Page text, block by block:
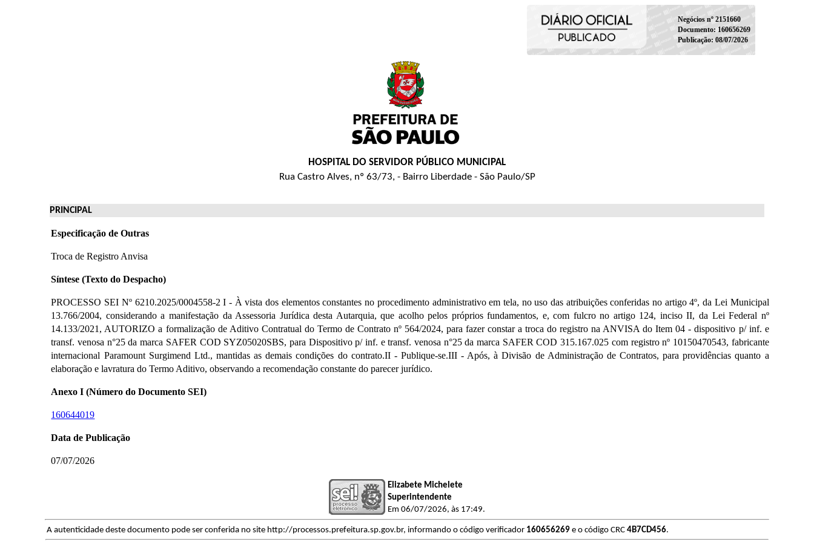
Negócios nº 2151660
Documento: 160656269
Publicação: 08/07/2026
HOSPITAL DO SERVIDOR PÚBLICO MUNICIPAL
Rua Castro Alves, nº 63/73, - Bairro Liberdade - São Paulo/SP
PRINCIPAL
Especificação de Outras
Troca de Registro Anvisa
Síntese (Texto do Despacho)
PROCESSO SEI Nº 6210.2025/0004558-2 I - À vista dos elementos constantes no procedimento administrativo em tela, no uso das atribuições conferidas no artigo 4º, da Lei Municipal
13.766/2004, considerando a manifestação da Assessoria Jurídica desta Autarquia, que acolho pelos próprios fundamentos, e, com fulcro no artigo 124, inciso II, da Lei Federal nº
14.133/2021, AUTORIZO a formalização de Aditivo Contratual do Termo de Contrato nº 564/2024, para fazer constar a troca do registro na ANVISA do Item 04 - dispositivo p/ inf. e
transf. venosa n°25 da marca SAFER COD SYZ05020SBS, para Dispositivo p/ inf. e transf. venosa n°25 da marca SAFER COD 315.167.025 com registro nº 10150470543, fabricante
internacional Paramount Surgimend Ltd., mantidas as demais condições do contrato.II - Publique-se.III - Após, à Divisão de Administração de Contratos, para providências quanto a
elaboração e lavratura do Termo Aditivo, observando a recomendação constante do parecer jurídico.
Anexo I (Número do Documento SEI)
160644019
Data de Publicação
07/07/2026
Elizabete Michelete
Superintendente
Em 06/07/2026, às 17:49.
A autenticidade deste documento pode ser conferida no site http://processos.prefeitura.sp.gov.br, informando o código verificador 160656269 e o código CRC4B7CD456.